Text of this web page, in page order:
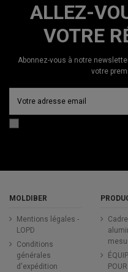
ALLEZ-
VOTRE
Abonnez-vous à notre
votre
MOLDIBER
Mentions légales -
LOPD
Conditions
générales
d'expédition